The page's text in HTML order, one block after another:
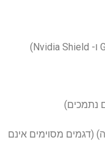
נתמכים)
(דגמים מסוימים אינם